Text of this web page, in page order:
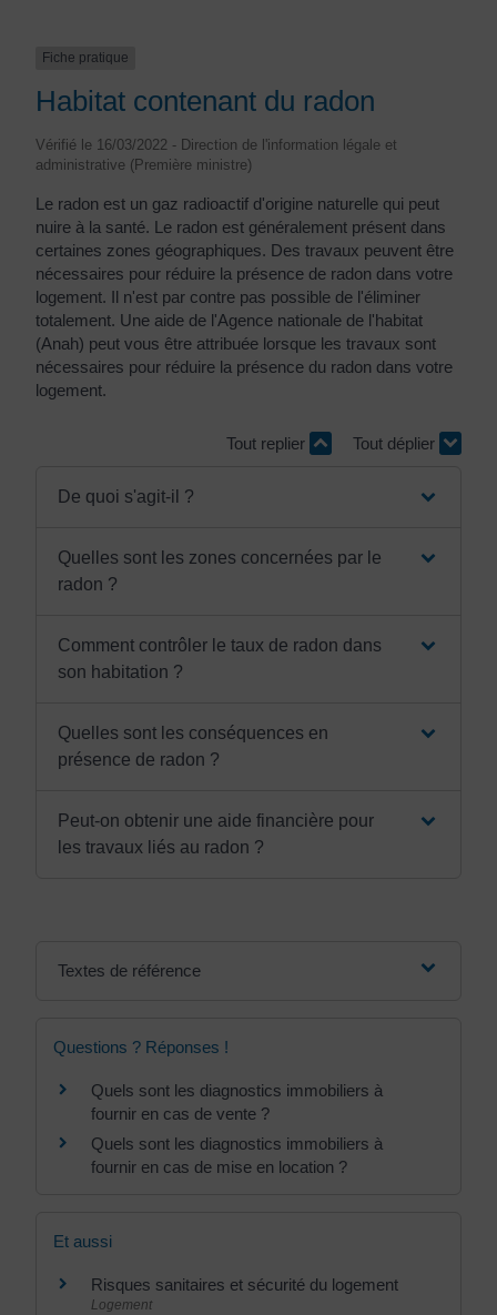
Fiche pratique
Habitat contenant du radon
Vérifié le 16/03/2022 - Direction de l'information légale et
administrative (Première ministre)
Le radon est un gaz radioactif d'origine naturelle qui peut
nuire à la santé. Le radon est généralement présent dans
certaines zones géographiques. Des travaux peuvent être
nécessaires pour réduire la présence de radon dans votre
logement. Il n'est par contre pas possible de l'éliminer
totalement. Une aide de l'Agence nationale de l'habitat
(Anah) peut vous être attribuée lorsque les travaux sont
nécessaires pour réduire la présence du radon dans votre
logement.
Tout replier Tout déplier
De quoi s'agit-il ?
Quelles sont les zones concernées par le
radon ?
Comment contrôler le taux de radon dans
son habitation ?
Quelles sont les conséquences en
présence de radon ?
Peut-on obtenir une aide financière pour
les travaux liés au radon ?
Textes de référence
Questions ? Réponses !
Quels sont les diagnostics immobiliers à
fournir en cas de vente ?
Quels sont les diagnostics immobiliers à
fournir en cas de mise en location ?
Et aussi
Risques sanitaires et sécurité du logement
Logement